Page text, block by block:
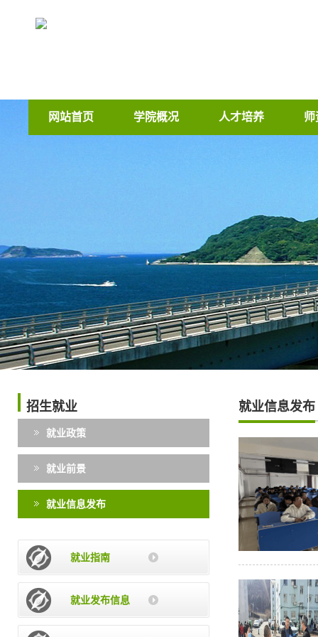
网站首页 学院概况 人才培养 师
招生就业
就业政策
就业前景
就业信息发布
就业指南
就业发布信息
就业信息发布